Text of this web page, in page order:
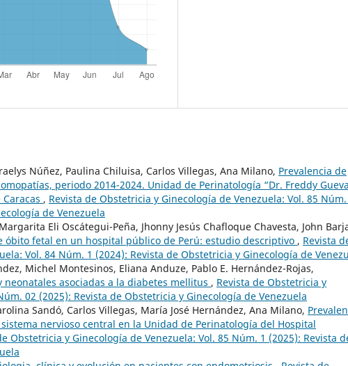
Núñez, Paulina Chiluisa, Carlos Villegas, Ana Milano, Prevalencia de
periodo 2014-2024. Unidad de Perinatología “Dr. Freddy
, Revista de Obstetricia y Ginecología de Venezuela: Vol. 85
de Venezuela
Eli Oscátegui-Peña, Jhonny Jesús Chafloque Chavesta, John
óbito fetal en un hospital público de Perú: estudio descriptivo , Revista
Vol. 84 Núm. 1 (2024): Revista de Obstetricia y Ginecología de
Michel Montesinos, Eliana Anduze, Pablo E. Hernández-Rojas,
asociadas a la diabetes mellitus , Revista de Obstetricia y
02 (2025): Revista de Obstetricia y Ginecología de Venezuela
Sandó, Carlos Villegas, María José Hernández, Ana Milano,
nervioso central en la Unidad de Perinatología del Hospital
Obstetricia y Ginecología de Venezuela: Vol. 85 Núm. 1 (2025): Revista